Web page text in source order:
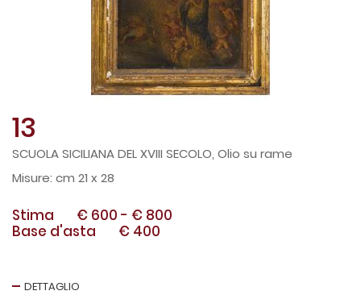
13
SCUOLA SICILIANA DEL XVIII SECOLO, Olio su rame
cm 21 x 28
Stima € 600 - € 800
Base d'asta
€ 400
DETTAGLIO